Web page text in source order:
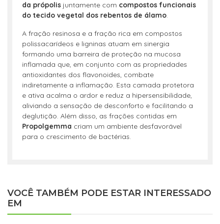
da própolis juntamente com compostos funcionais
do tecido vegetal dos rebentos de álamo.
A fração resinosa e a fração rica em compostos
polissacarídeos e ligninas atuam em sinergia
formando uma barreira de proteção na mucosa
inflamada que, em conjunto com as propriedades
antioxidantes dos flavonoides, combate
indiretamente a inflamação. Esta camada protetora
e ativa acalma o ardor e reduz a hipersensibilidade,
aliviando a sensação de desconforto e facilitando a
deglutição. Além disso, as frações contidas em
Propolgemma criam um ambiente desfavorável
para o crescimento de bactérias.
VOCÊ TAMBÉM PODE ESTAR INTERESSADO
EM